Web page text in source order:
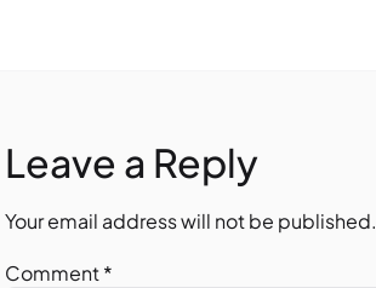
Leave a Reply
Your email address will not be published.
Comment*